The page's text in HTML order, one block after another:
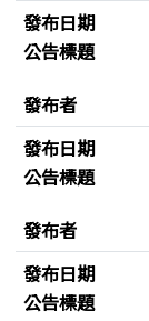
發布日期
公告標題
發布者
發布日期
公告標題
發布者
發布日期
公告標題